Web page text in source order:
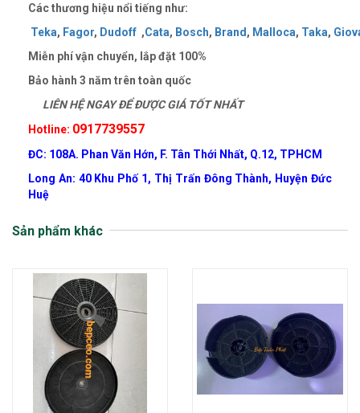
Các thương hiệu nổi tiếng như:
Teka, Fagor, Dudoff ,Cata, Bosch, Brand, Malloca, Taka,
Miễn phí vận chuyển, lắp đặt 100%
Bảo hành 3 năm trên toàn quốc
LIÊN HỆ NGAY ĐỂ ĐƯỢC GIÁ TỐT NHẤT
Hotline: 0917739557
ĐC: 108A. Phan Văn Hớn, F. Tân Thới Nhất, Q.12, TPHCM
Long An: 40 Khu Phố 1, Thị Trấn Đông Thành, Huyện Đức
Huệ
Sản phẩm khác